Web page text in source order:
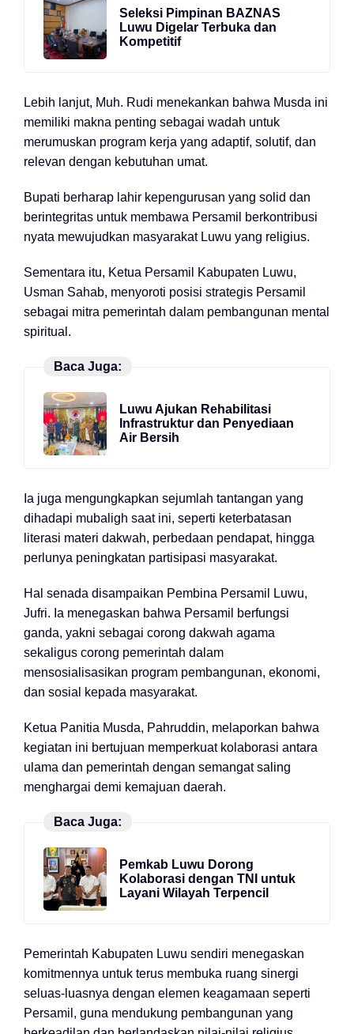
Seleksi Pimpinan BAZNAS
Luwu Digelar Terbuka dan
Kompetitif
Lebih lanjut, Muh. Rudi menekankan bahwa Musda ini
memiliki makna penting sebagai wadah untuk
merumuskan program kerja yang adaptif, solutif, dan
relevan dengan kebutuhan umat.
Bupati berharap lahir kepengurusan yang solid dan
berintegritas untuk membawa Persamil berkontribusi
nyata mewujudkan masyarakat Luwu yang religius.
Sementara itu, Ketua Persamil Kabupaten Luwu,
Usman Sahab, menyoroti posisi strategis Persamil
sebagai mitra pemerintah dalam pembangunan mental
spiritual.
Baca Juga:
Luwu Ajukan Rehabilitasi
Infrastruktur dan Penyediaan
Air Bersih
Ia juga mengungkapkan sejumlah tantangan yang
dihadapi mubaligh saat ini, seperti keterbatasan
literasi materi dakwah, perbedaan pendapat, hingga
perlunya peningkatan partisipasi masyarakat.
Hal senada disampaikan Pembina Persamil Luwu,
Jufri. Ia menegaskan bahwa Persamil berfungsi
ganda, yakni sebagai corong dakwah agama
sekaligus corong pemerintah dalam
mensosialisasikan program pembangunan, ekonomi,
dan sosial kepada masyarakat.
Ketua Panitia Musda, Pahruddin, melaporkan bahwa
kegiatan ini bertujuan memperkuat kolaborasi antara
ulama dan pemerintah dengan semangat saling
menghargai demi kemajuan daerah.
Baca Juga:
Pemkab Luwu Dorong
Kolaborasi dengan TNI untuk
Layani Wilayah Terpencil
Pemerintah Kabupaten Luwu sendiri menegaskan
komitmennya untuk terus membuka ruang sinergi
seluas-luasnya dengan elemen keagamaan seperti
Persamil, guna mendukung pembangunan yang